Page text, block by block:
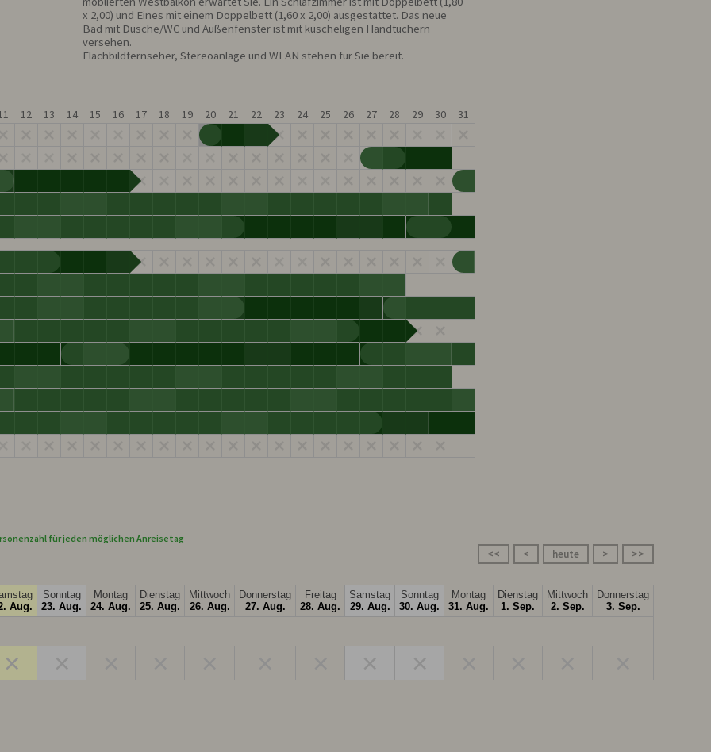
x 2,00) und Eines mit einem Doppelbett (1,60 x 2,00) ausgestattet. Das neue
Bad mit Dusche/WC und Außenfenster ist mit kuscheligen Handtüchern
versehen.
Flachbildfernseher, Stereoanlage und WLAN stehen für Sie bereit.
12 13 14 15 16 17 18 19 20 21 22 23 24 25 26 27 28 29 30
31
für jeden möglichen Anreisetag
>>
>
heute
<
<<
Aug.
Sonntag
23. Aug.
Montag
24. Aug.
Dienstag
25. Aug.
Mittwoch
26. Aug.
Donnerstag
27. Aug.
Freitag
28. Aug.
Samstag
29. Aug.
Sonntag
30. Aug.
Montag
31. Aug.
Dienstag
1. Sep.
Mittwoch
2. Sep.
Donnerstag
3. Sep.
×